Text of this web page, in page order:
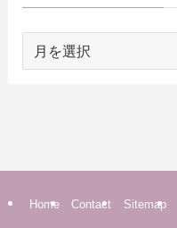
Home Contact Sitemap